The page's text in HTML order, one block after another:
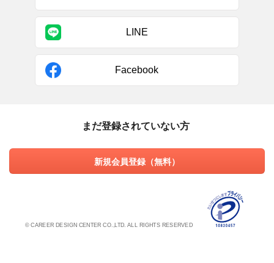
LINE
Facebook
まだ登録されていない方
新規会員登録（無料）
© CAREER DESIGN CENTER CO.,LTD. ALL RIGHTS RESERVED